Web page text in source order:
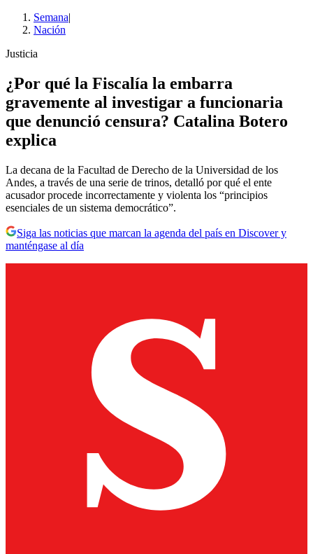
Semana|
Nación
Justicia
¿Por qué la Fiscalía la embarra
gravemente al investigar a funcionaria
que denunció censura? Catalina Botero
explica
La decana de la Facultad de Derecho de la Universidad de los
Andes, a través de una serie de trinos, detalló por qué el ente
acusador procede incorrectamente y violenta los “principios
esenciales de un sistema democrático”.
Siga las noticias que marcan la agenda del país en Discover y
manténgase al día